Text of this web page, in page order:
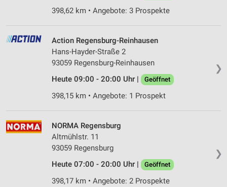
398,62 km • Angebote: 3 Prospekte
❯
Action Regensburg-Reinhausen
Hans-Hayder-Straße 2
93059 Regensburg-Reinhausen
Heute 09:00 - 20:00 Uhr |
Geöffnet
398,15 km • Angebote: 1 Prospekt
❯
NORMA Regensburg
Altmühlstr. 11
93059 Regensburg
Heute 07:00 - 20:00 Uhr |
Geöffnet
398,17 km • Angebote: 2 Prospekte